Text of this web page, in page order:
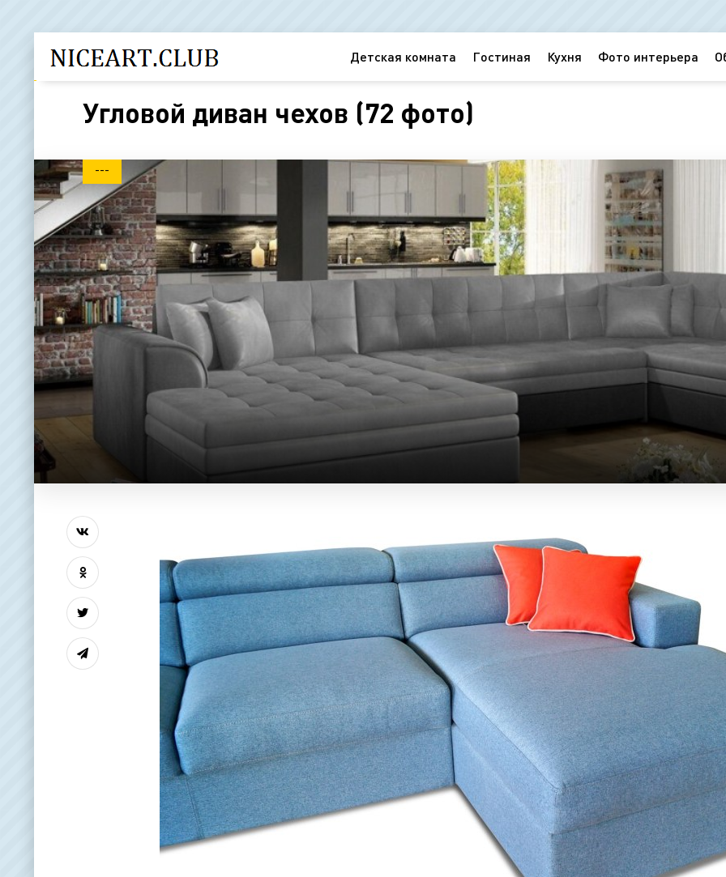
Детская комната Гостиная Кухня Фото интерьера
Угловой диван чехов (72 фото)
---